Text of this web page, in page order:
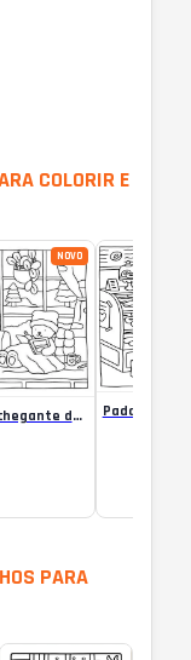
COLORIR E
NOVO
Inverno Aconchegante de Bobbie Goods para colorir
PARA